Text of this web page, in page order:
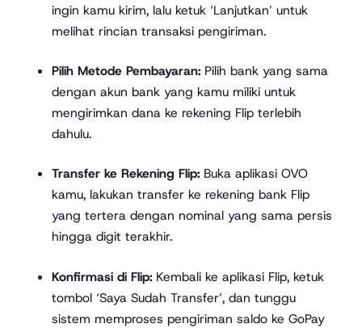
ingin kamu kirim, lalu ketuk ‘Lanjutkan’ untuk
melihat rincian transaksi pengiriman.
Pilih Metode Pembayaran:Pilih bank yang sama
dengan akun bank yang kamu miliki untuk
mengirimkan dana ke rekening Flip terlebih
dahulu.
Transfer ke Rekening Flip:Buka aplikasi OVO
kamu, lakukan transfer ke rekening bank Flip
yang tertera dengan nominal yang sama persis
hingga digit terakhir.
Konfirmasi di Flip:Kembali ke aplikasi Flip, ketuk
tombol ‘Saya Sudah Transfer’, dan tunggu
sistem memproses pengiriman saldo ke GoPay